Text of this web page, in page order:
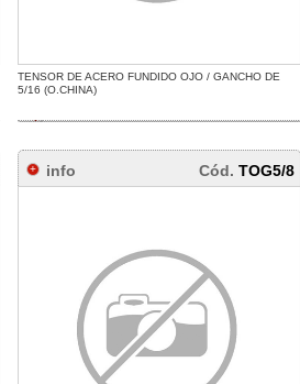
TENSOR DE ACERO FUNDIDO OJO / GANCHO DE
5/16 (O.CHINA)
info Cód.TOG5/8